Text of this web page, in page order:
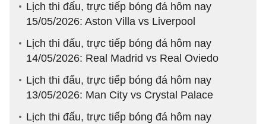
Lịch thi đấu, trực tiếp bóng đá hôm nay
15/05/2026: Aston Villa vs Liverpool
Lịch thi đấu, trực tiếp bóng đá hôm nay
14/05/2026: Real Madrid vs Real Oviedo
Lịch thi đấu, trực tiếp bóng đá hôm nay
13/05/2026: Man City vs Crystal Palace
Lịch thi đấu, trực tiếp bóng đá hôm nay